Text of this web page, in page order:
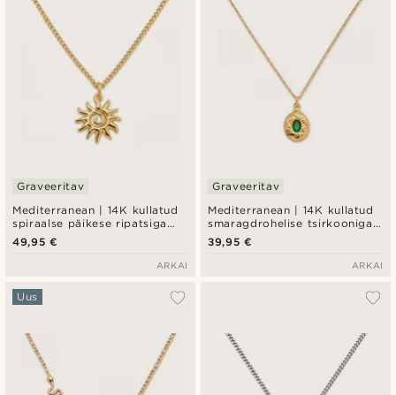
Mediterranean | 14K kullatud
spiraalse päikese ripatsiga
kaelakee
Graveeritav
49,95 €
ARKAI
Mediterranean | 14K kullatud
smaragdrohelise tsirkooniga
ovaalne medaljon-kaelakee
Graveeritav
39,95 €
ARKAI
Uus